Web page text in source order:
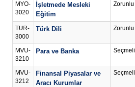
MYO-
3020
İşletmede Mesleki
Eğitim
Zorunlu
TUR-
3000
Türk Dili Zorunlu
MVU-
3210
Para ve Banka Seçmeli
MVU-
3212
Finansal Piyasalar ve
Aracı Kurumlar
Seçmeli